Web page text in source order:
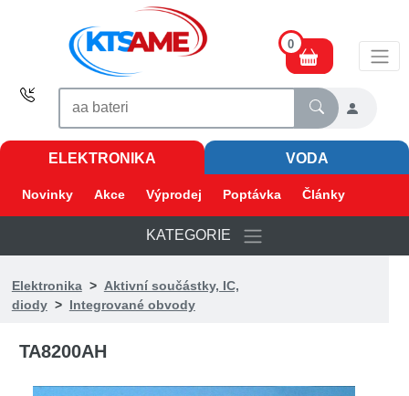
0
ELEKTRONIKA VODA
Novinky Akce Výprodej Poptávka Články
KATEGORIE
Elektronika> Aktivní součástky, IC,
diody> Integrované obvody
TA8200AH